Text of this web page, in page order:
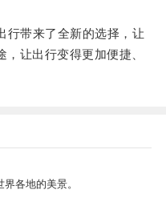
带来了全新的选择，让
让出行变得更加便捷、
各地的美景。